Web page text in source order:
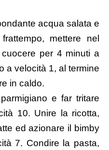
acqua salata e
mettere nel
per 4 minuti a
a velocità 1, al termine
in caldo.
e far tritare
10. Unire la ricotta,
ed azionare il bimby
7. Condire la pasta,